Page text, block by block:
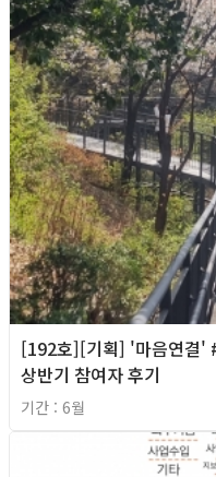
[192호][기획] '마음연결'
상반기 참여자 후기
기간 : 6월